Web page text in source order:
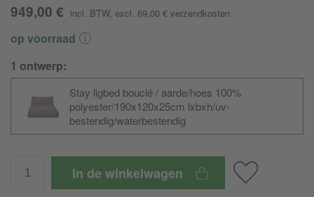
949,00 € incl. BTW, excl. 69,00 € verzendkosten
op voorraad
1 ontwerp:
Stay ligbed bouclé / aarde/hoes 100%
polyester/190x120x25cm lxbxh/uv-
bestendig/waterbestendig
In de winkelwagen